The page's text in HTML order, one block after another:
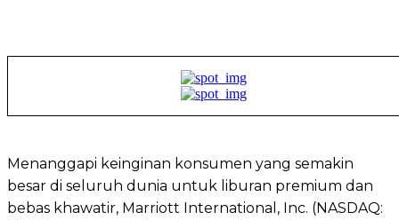
Menanggapi keinginan konsumen yang semakin
besar di seluruh dunia untuk liburan premium dan
bebas khawatir, Marriott International, Inc. (NASDAQ: